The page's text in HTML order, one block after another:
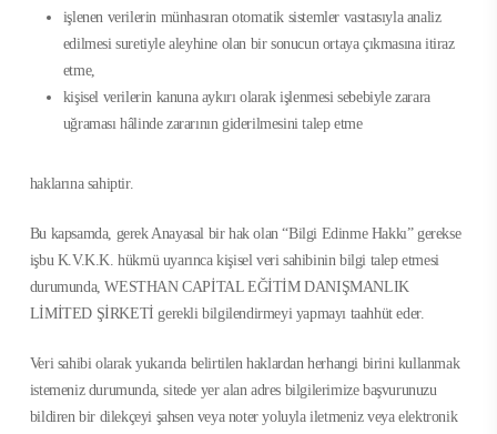
işlenen verilerin münhasıran otomatik sistemler vasıtasıyla analiz
edilmesi suretiyle aleyhine olan bir sonucun ortaya çıkmasına itiraz
etme,
kişisel verilerin kanuna aykırı olarak işlenmesi sebebiyle zarara
uğraması hâlinde zararının giderilmesini talep etme
haklarına sahiptir.
Bu kapsamda, gerek Anayasal bir hak olan “Bilgi Edinme Hakkı” gerekse
işbu K.V.K.K. hükmü uyarınca kişisel veri sahibinin bilgi talep etmesi
durumunda, WESTHAN CAPİTAL EĞİTİM DANIŞMANLIK
LİMİTED ŞİRKETİ gerekli bilgilendirmeyi yapmayı taahhüt eder.
Veri sahibi olarak yukarıda belirtilen haklardan herhangi birini kullanmak
istemeniz durumunda, sitede yer alan adres bilgilerimize başvurunuzu
bildiren bir dilekçeyi şahsen veya noter yoluyla iletmeniz veya elektronik